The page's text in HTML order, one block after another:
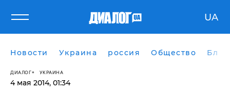
UA
Новости Украина россия Общество
ДИАЛОГ УКРАИНА
4 мая 2014, 01:34